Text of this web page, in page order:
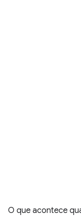
O que acontece